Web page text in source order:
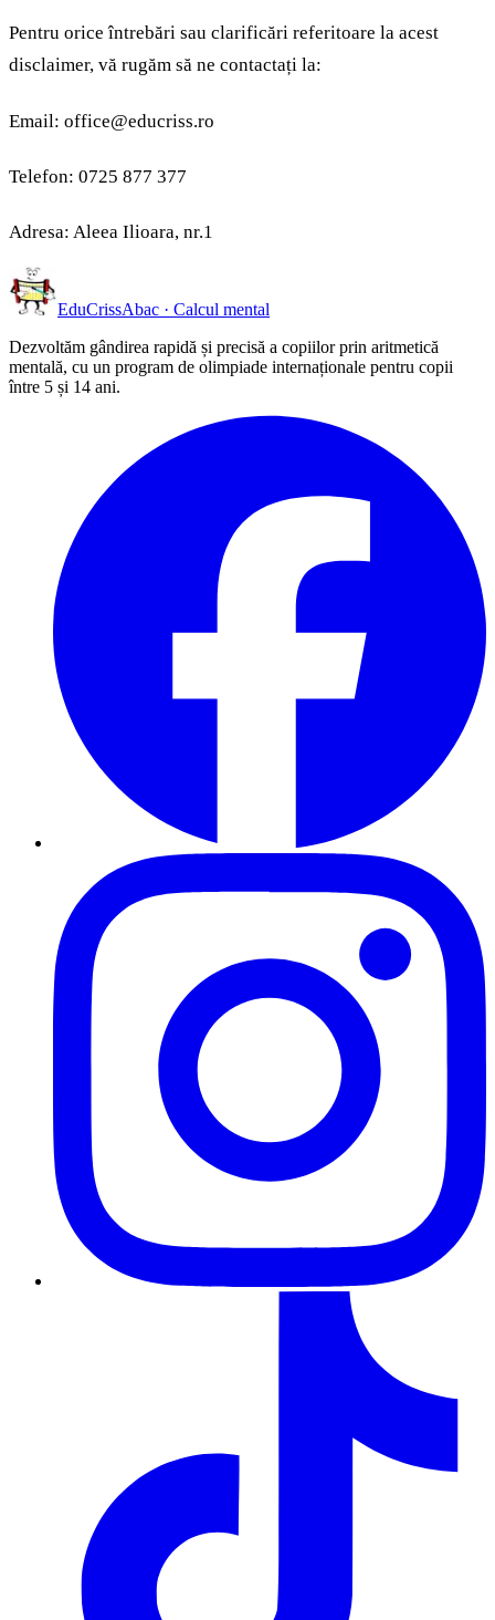
Pentru orice întrebări sau clarificări referitoare la acest
disclaimer, vă rugăm să ne contactați la:
Email: office@educriss.ro
Telefon: 0725 877 377
Adresa: Aleea Ilioara, nr.1
EduCrissAbac · Calcul mental
Dezvoltăm gândirea rapidă și precisă a copiilor prin aritmetică
mentală, cu un program de olimpiade internaționale pentru copii
între 5 și 14 ani.